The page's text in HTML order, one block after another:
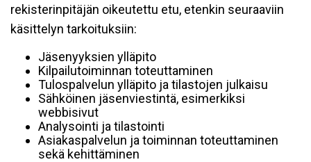
rekisterinpitäjän oikeutettu etu, etenkin seuraaviin
käsittelyn tarkoituksiin:
Jäsenyyksien ylläpito
Kilpailutoiminnan toteuttaminen
Tulospalvelun ylläpito ja tilastojen julkaisu
Sähköinen jäsenviestintä, esimerkiksi
webbisivut
Analysointi ja tilastointi
Asiakaspalvelun ja toiminnan toteuttaminen
sekä kehittäminen